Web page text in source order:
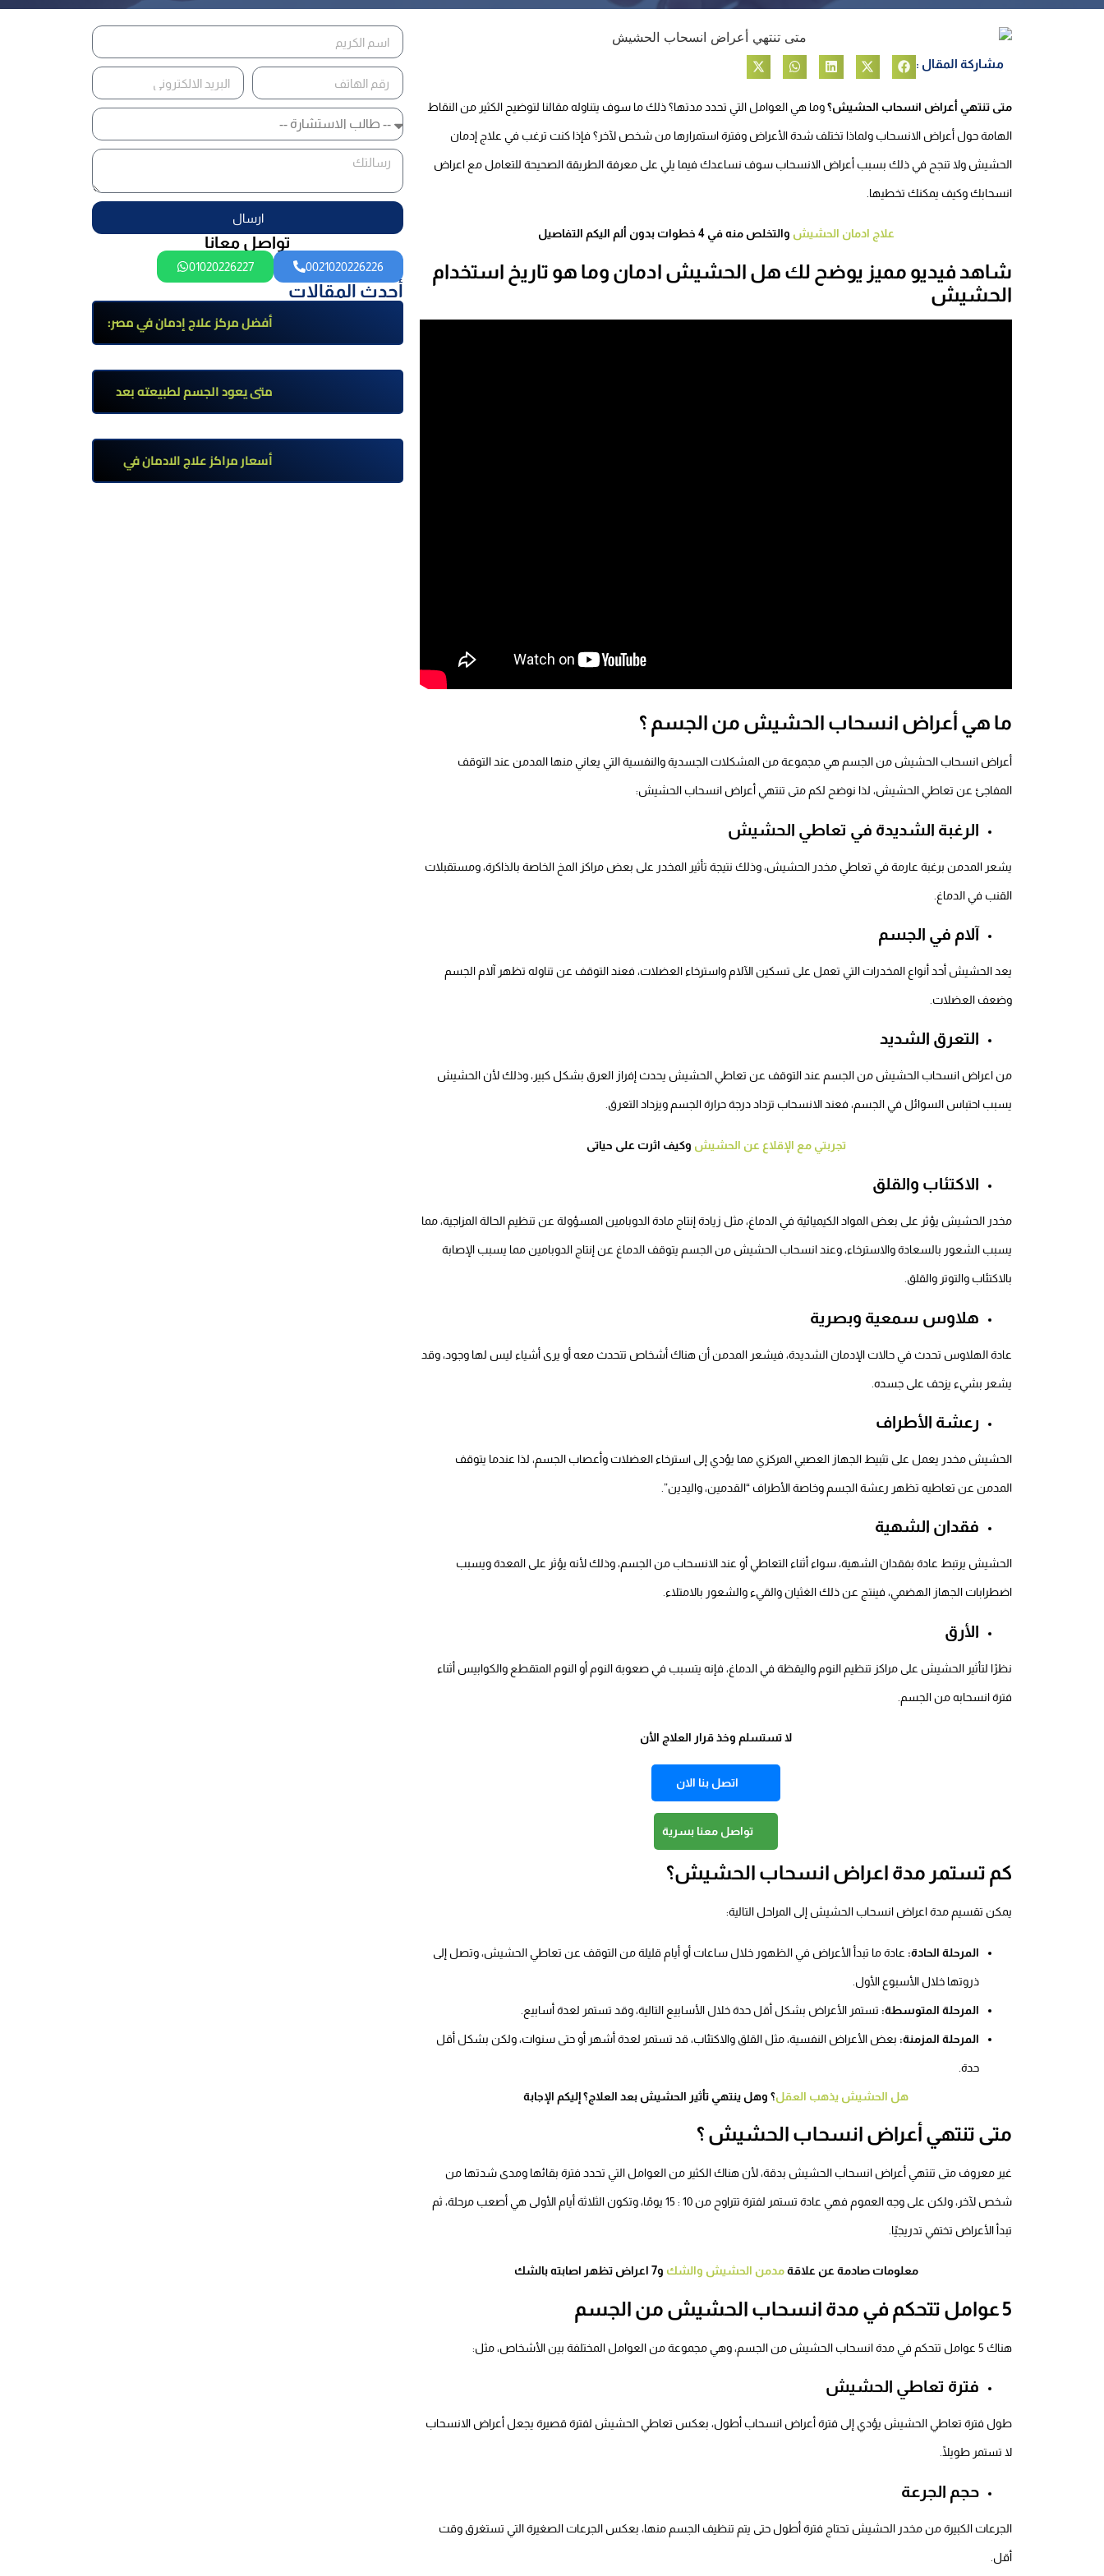
مشاركة المقال :
متى تنتهي أعراض انسحاب الحشيش؟وما هي العوامل التي تحدد مدتها؟ ذلك ما سوف يتناوله مقالنا لتوضيح الكثير من النقاط
الهامة حول أعراض الانسحاب ولماذا تختلف شدة الأعراض وفترة استمرارها من شخص لآخر؟ فإذا كنت ترغب في علاج إدمان
الحشيش ولا تنجح في ذلك بسبب أعراض الانسحاب سوف نساعدك فيما يلي على معرفة الطريقة الصحيحة للتعامل مع اعراض
انسحابك وكيف يمكنك تخطيها.
علاج ادمان الحشيش والتخلص منه في 4 خطوات بدون ألم اليكم التفاصيل
شاهد فيديو مميز يوضح لك هل الحشيش ادمان وما هو تاريخ استخدام
الحشيش
ما هي أعراض انسحاب الحشيش من الجسم ؟
أعراض انسحاب الحشيش من الجسم هي مجموعة من المشكلات الجسدية والنفسية التي يعاني منها المدمن عند التوقف
المفاجئ عن تعاطي الحشيش، لذا نوضح لكم متى تنتهي أعراض انسحاب الحشيش:
الرغبة الشديدة في تعاطي الحشيش
يشعر المدمن برغبة عارمة في تعاطي مخدر الحشيش، وذلك نتيجة تأثير المخدر على بعض مراكز المخ الخاصة بالذاكرة، ومستقبلات
القنب في الدماغ.
آلام في الجسم
يعد الحشيش أحد أنواع المخدرات التي تعمل على تسكين الآلام واسترخاء العضلات، فعند التوقف عن تناوله تظهر آلام الجسم
وضعف العضلات.
التعرق الشديد
من اعراض انسحاب الحشيش من الجسم عند التوقف عن تعاطي الحشيش يحدث إفراز العرق بشكل كبير، وذلك لأن الحشيش
يسبب احتباس السوائل في الجسم، فعند الانسحاب تزداد درجة حرارة الجسم ويزداد التعرق.
تجربتي مع الإقلاع عن الحشيش وكيف اثرت على حياتى
الاكتئاب والقلق
مخدر الحشيش يؤثر على بعض المواد الكيميائية في الدماغ، مثل زيادة إنتاج مادة الدوبامين المسؤولة عن تنظيم الحالة المزاجية، مما
يسبب الشعور بالسعادة والاسترخاء، وعند انسحاب الحشيش من الجسم يتوقف الدماغ عن إنتاج الدوبامين مما يسبب الإصابة
بالاكتئاب والتوتر والقلق.
هلاوس سمعية وبصرية
عادة الهلاوس تحدث في حالات الإدمان الشديدة، فيشعر المدمن أن هناك أشخاص تتحدث معه أو يرى أشياء ليس لها وجود، وقد
يشعر بشيء يزحف على جسده.
رعشة الأطراف
الحشيش مخدر يعمل على تثبيط الجهاز العصبي المركزي مما يؤدي إلى استرخاء العضلات وأعصاب الجسم، لذا عندما يتوقف
المدمن عن تعاطيه تظهر رعشة الجسم وخاصة الأطراف “القدمين، واليدين”.
فقدان الشهية
الحشيش يرتبط عادة بفقدان الشهية، سواء أثناء التعاطي أو عند الانسحاب من الجسم، وذلك لأنه يؤثر على المعدة ويسبب
اضطرابات الجهاز الهضمي، فينتج عن ذلك الغثيان والقيء والشعور بالامتلاء.
الأرق
نظرًا لتأثير الحشيش على مراكز تنظيم النوم واليقظة في الدماغ، فإنه يتسبب في صعوبة النوم أو النوم المتقطع والكوابيس أثناء
فترة انسحابه من الجسم.
لا تستسلم وخذ قرار العلاج الأن
اتصل بنا الان
تواصل معنا بسرية
كم تستمر مدة اعراض انسحاب الحشيش؟
يمكن تقسيم مدة اعراض انسحاب الحشيش إلى المراحل التالية:
المرحلة الحادة: عادة ما تبدأ الأعراض في الظهور خلال ساعات أو أيام قليلة من التوقف عن تعاطي الحشيش، وتصل إلى
ذروتها خلال الأسبوع الأول.
المرحلة المتوسطة: تستمر الأعراض بشكل أقل حدة خلال الأسابيع التالية، وقد تستمر لعدة أسابيع.
المرحلة المزمنة: بعض الأعراض النفسية، مثل القلق والاكتئاب، قد تستمر لعدة أشهر أو حتى سنوات، ولكن بشكل أقل
حدة.
هل الحشيش يذهب العقل؟ وهل ينتهي تأثير الحشيش بعد العلاج؟ إليكم الإجابة
متى تنتهي أعراض انسحاب الحشيش ؟
غير معروف متى تنتهي أعراض انسحاب الحشيش بدقة، لأن هناك الكثير من العوامل التي تحدد فترة بقائها ومدى شدتها من
شخص لآخر، ولكن على وجه العموم فهي عادة تستمر لفترة تتراوح من 10 : 15 يومًا، وتكون الثلاثة أيام الأولى هي أصعب مرحلة، ثم
تبدأ الأعراض تختفي تدريجيًا.
معلومات صادمة عن علاقةمدمن الحشيش والشك و7 اعراض تظهر اصابته بالشك
5 عوامل تتحكم في مدة انسحاب الحشيش من الجسم
هناك 5 عوامل تتحكم في مدة انسحاب الحشيش من الجسم، وهي مجموعة من العوامل المختلفة بين الأشخاص، مثل:
فترة تعاطي الحشيش
طول فترة تعاطي الحشيش يؤدي إلى فترة أعراض انسحاب أطول، بعكس تعاطي الحشيش لفترة قصيرة يجعل أعراض الانسحاب
لا تستمر طويلًا.
حجم الجرعة
الجرعات الكبيرة من مخدر الحشيش تحتاج فترة أطول حتى يتم تنظيف الجسم منها، بعكس الجرعات الصغيرة التي تستغرق وقت
أقل.
ارسال
تواصل معانا
0021020226226
01020226227
أحدث المقالات
أفضل مركز علاج إدمان في مصر:
برامج علاج معتمدة وتعافي آمن
تحت إشراف طبي
متى يعود الجسم لطبيعته بعد
ترك مخدر الآيس؟ مراحل التعافي
والعوامل المؤثرة
أسعار مراكز علاج الادمان في
مصر: كم تبلغ التكلفة وما الذي